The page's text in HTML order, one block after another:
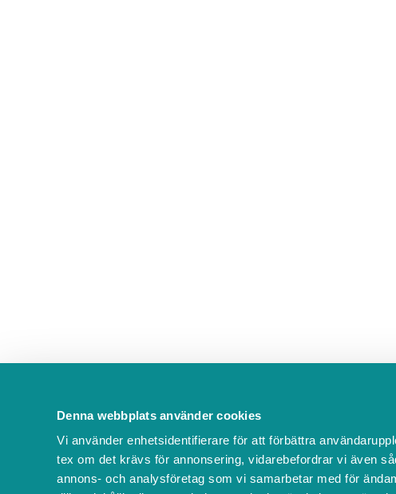
Denna webbplats använder cookies
Vi använder enhetsidentifierare för att förbättra
tex om det krävs för annonsering, vidarebefordrar vi även
annons- och analysföretag som vi samarbetar med för